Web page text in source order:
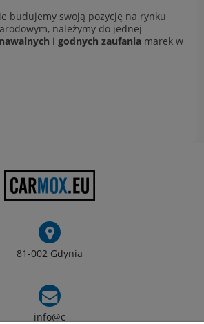
budujemy swoją pozycję na rynku
należymy do jednej
i godnych zaufania marek w
81-002 Gdynia
info@c